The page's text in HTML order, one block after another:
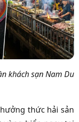
khách sạn Nam Du
thức hải sản